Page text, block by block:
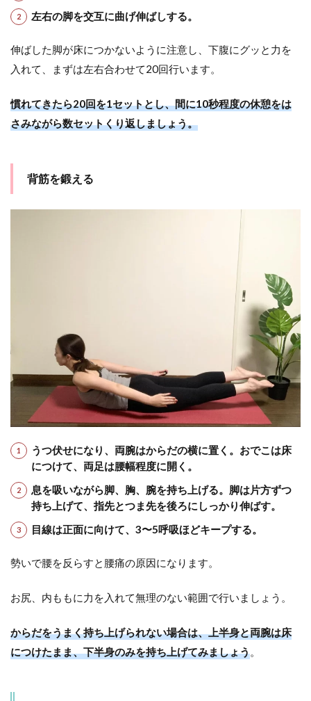
左右の脚を交互に曲げ伸ばしする。
伸ばした脚が床につかないように注意し、下腹にグッと力を
入れて、まずは左右合わせて20回行います。
慣れてきたら20回を1セットとし、間に10秒程度の休憩をは
さみながら数セットくり返しましょう。
背筋を鍛える
うつ伏せになり、両腕はからだの横に置く。おでこは床
につけて、両足は腰幅程度に開く。
息を吸いながら脚、胸、腕を持ち上げる。脚は片方ずつ
持ち上げて、指先とつま先を後ろにしっかり伸ばす。
目線は正面に向けて、3〜5呼吸ほどキープする。
勢いで腰を反らすと腰痛の原因になります。
お尻、内ももに力を入れて無理のない範囲で行いましょう。
からだをうまく持ち上げられない場合は、上半身と両腕は床
につけたまま、下半身のみを持ち上げてみましょう。